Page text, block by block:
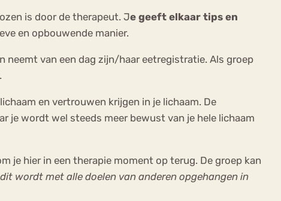
is door de therapeut. Je geeft elkaar tips en
en opbouwende manier.
neemt van een dag zijn/haar eetregistratie. Als groep
en vertrouwen krijgen in je lichaam. De
je wordt wel steeds meer bewust van je hele lichaam
je hier in een therapie moment op terug. De groep kan
wordt met alle doelen van anderen opgehangen in